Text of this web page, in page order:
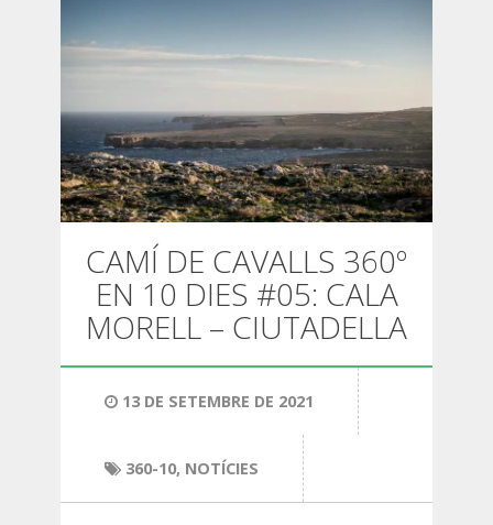
UN CAMÍ AMB HISTÒRIA
RECORREGUT DE 360º
SENDERISME
13 ETAPES
CAMÍ DE CAVALLS 360º
EN 10 DIES #05: CALA
MORELL – CIUTADELLA
13 DE SETEMBRE DE 2021
360-10, NOTÍCIES